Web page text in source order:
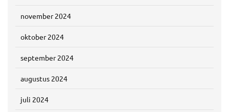
november 2024
oktober 2024
september 2024
augustus 2024
juli 2024